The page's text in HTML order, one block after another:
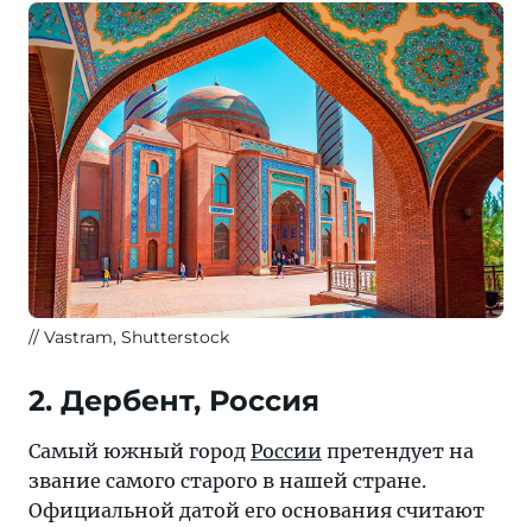
Vastram, Shutterstock
2. Дербент, Россия
Самый южный город России претендует на
звание самого старого в нашей стране.
Официальной датой его основания считают